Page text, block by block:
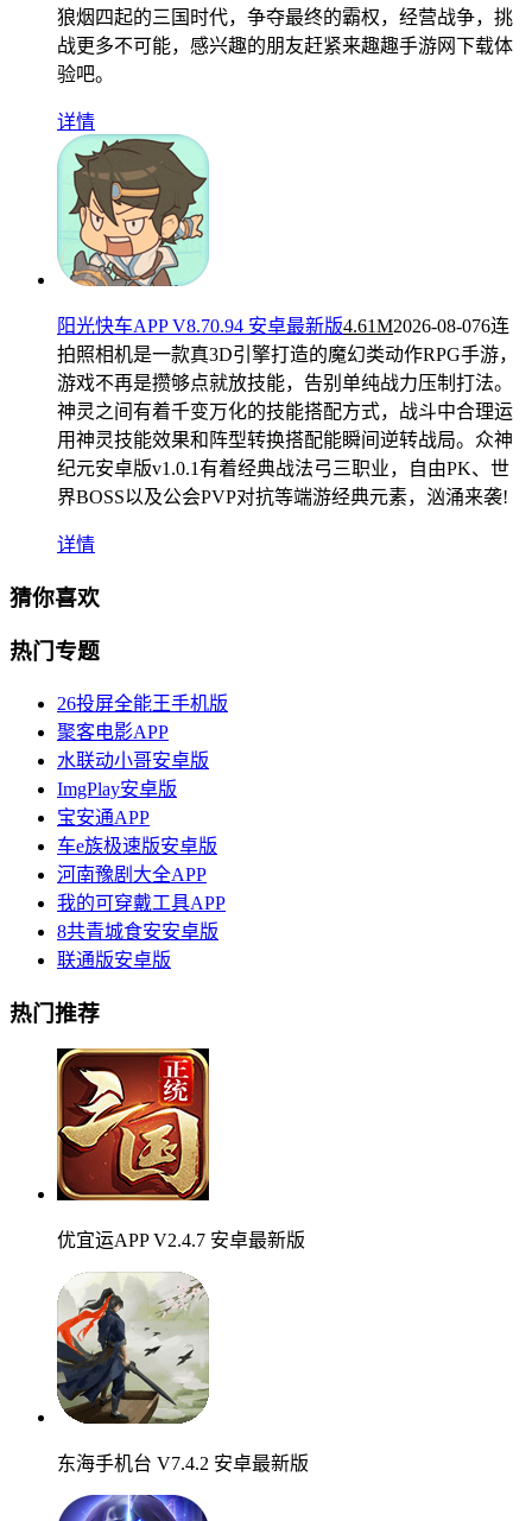
狼烟四起的三国时代，争夺最终的霸权，经营战争，挑
战更多不可能，感兴趣的朋友赶紧来趣趣手游网下载体
验吧。
详情
阳光快车APP V8.70.94 安卓最新版4.61M2026-08-076连
拍照相机是一款真3D引擎打造的魔幻类动作RPG手游，
游戏不再是攒够点就放技能，告别单纯战力压制打法。
神灵之间有着千变万化的技能搭配方式，战斗中合理运
用神灵技能效果和阵型转换搭配能瞬间逆转战局。众神
纪元安卓版v1.0.1有着经典战法弓三职业，自由PK、世
界BOSS以及公会PVP对抗等端游经典元素，汹涌来袭!
详情
猜你喜欢
热门专题
26投屏全能王手机版
聚客电影APP
水联动小哥安卓版
ImgPlay安卓版
宝安通APP
车e族极速版安卓版
河南豫剧大全APP
我的可穿戴工具APP
8共青城食安安卓版
联通版安卓版
热门推荐
优宜运APP V2.4.7 安卓最新版
东海手机台 V7.4.2 安卓最新版